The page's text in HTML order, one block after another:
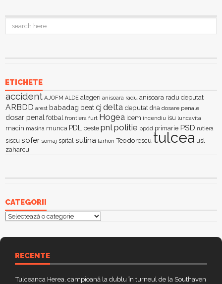
ETICHETE
accident AJOFM ALDE alegeri anisoara radu anisoara radu deputat
ARBDD arest babadag beatcj delta deputat dna dosare penale
dosar penalfotbal frontiera furt Hogea icem incendiu isu luncavita
macin masina munca PDL peste pnlpolitie ppdd primarie PSD rutiera
siscu sofer somaj spital sulina tarhon Teodorescu tulcea usl
zaharcu
CATEGORII
Categorii
RECENTE
Tulceanca Herea, campioană la dublu în turneul de la Southaven